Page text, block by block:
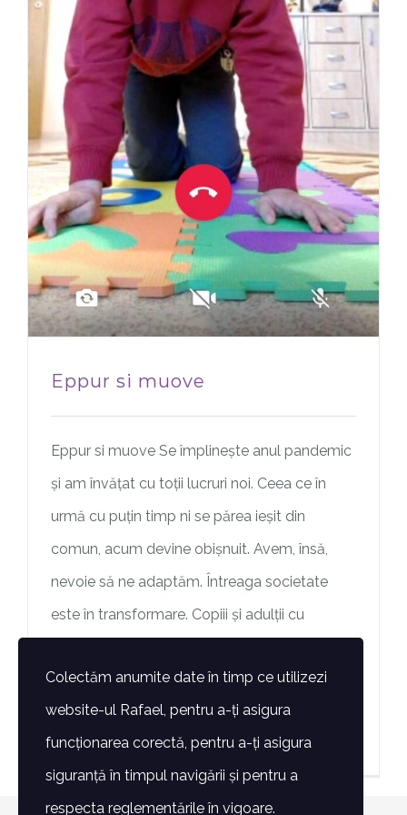
Eppur si muove
Eppur si muove Se împlinește anul pandemic
și am învățat cu toții lucruri noi. Ceea ce în
urmă cu puțin timp ni se părea ieșit din
comun, acum devine obișnuit. Avem, însă,
nevoie să ne adaptăm. Întreaga societate
este în transformare. Copiii și adulții cu
de
> Mai mult
Colectăm anumite date în timp ce utilizezi
website-ul Rafael, pentru a-ți asigura
funcționarea corectă, pentru a-ți asigura
siguranță în timpul navigării și pentru a
respecta reglementările în vigoare.